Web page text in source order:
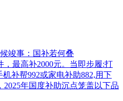
竣事：国补若何叠
，最高补2000元。当即步履:打
补帮992或家电补助882,用下
2025年国度补助沉点笼盖以下品